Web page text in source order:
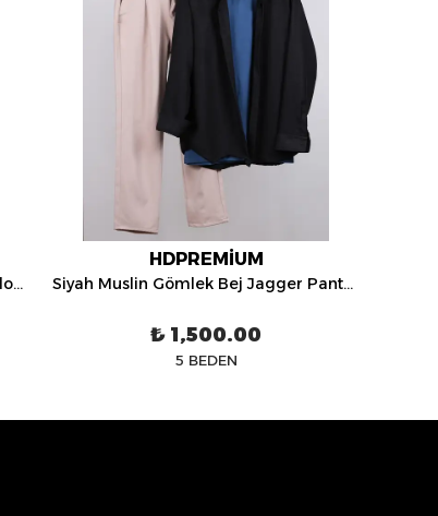
Gri Muslin Gömlek Gri Jagger Pantolon Üçlü Kombin - HDP0510
HDPREMİUM
Siyah Muslin Gömlek Bej Jagger Pantolon Üçlü Kombin - HDP0461
₺ 1,500.00
5 BEDEN